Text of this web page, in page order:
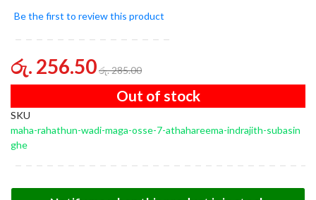
Be the first to review this product
රු. 256.50රු. 285.00
Out of stock
SKU
maha-rahathun-wadi-maga-osse-7-athahareema-indrajith-subasin
ghe